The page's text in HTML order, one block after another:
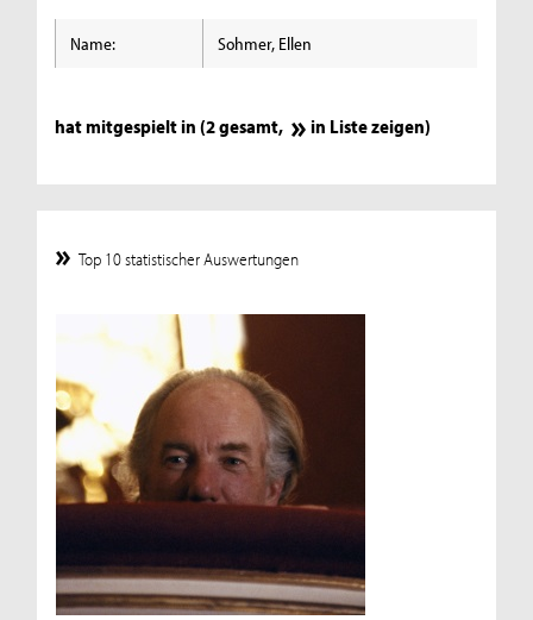
Name: Sohmer, Ellen
hat mitgespielt in (2 gesamt, in Liste zeigen)
Top 10 statistischer Auswertungen